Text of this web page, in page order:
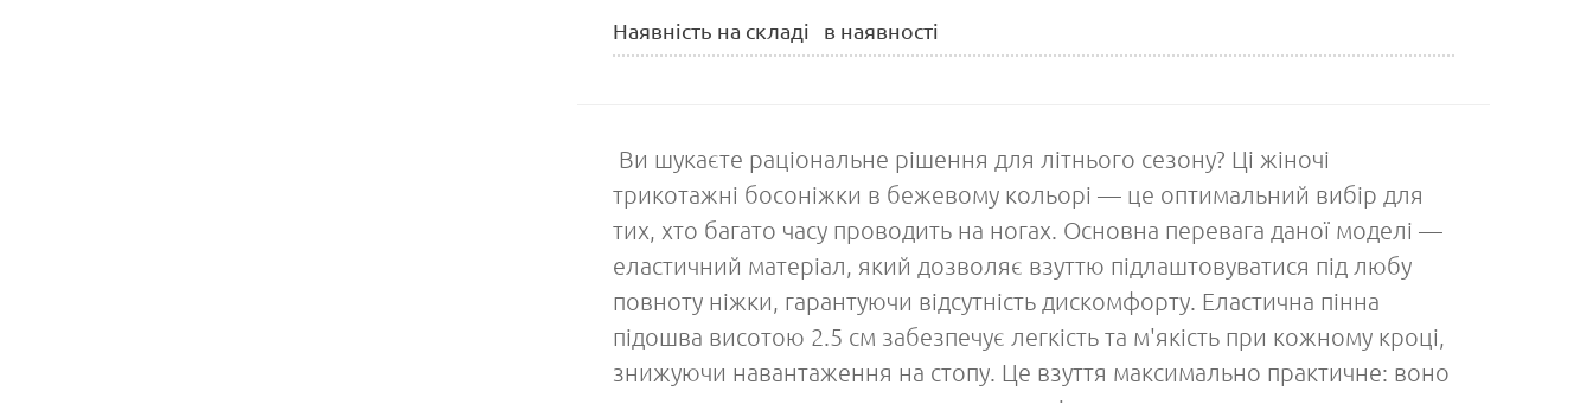
Наявність на складі в наявності
Ви шукаєте раціональне рішення для літнього сезону? Ці жіночі
трикотажні босоніжки в бежевому кольорі — це оптимальний вибір для
тих, хто багато часу проводить на ногах. Основна перевага даної моделі —
еластичний матеріал, який дозволяє взуттю підлаштовуватися під любу
повноту ніжки, гарантуючи відсутність дискомфорту. Еластична пінна
підошва висотою 2.5 см забезпечує легкість та м'якість при кожному кроці,
знижуючи навантаження на стопу. Це взуття максимально практичне: воно